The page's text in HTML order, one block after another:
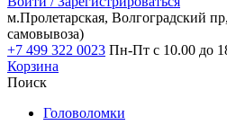
м.Пролетарская, Волгоградский
самовывоза)
+7 499 322 0023 Пн-Пт с 10.00 до
Корзина
Поиск
Головоломки